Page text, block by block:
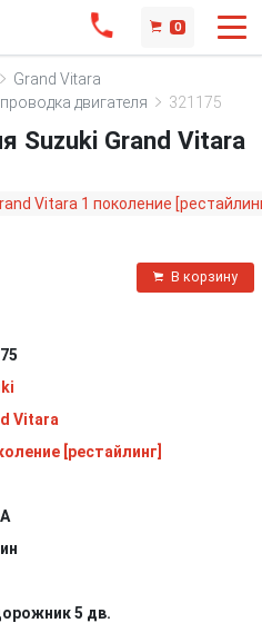
0
Grand Vitara
проводка двигателя 321175
Suzuki Grand Vitara
В корзину
Vitara
[рестайлинг]
5 дв.